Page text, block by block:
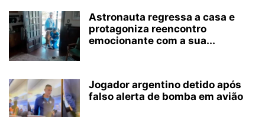
Astronauta regressa a casa e
protagoniza reencontro
emocionante com a sua...
Jogador argentino detido após
falso alerta de bomba em avião